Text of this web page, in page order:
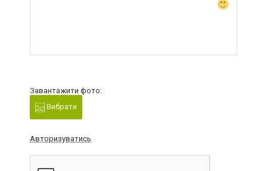
Завантажити фото:
Вибрати
Авторизуватись